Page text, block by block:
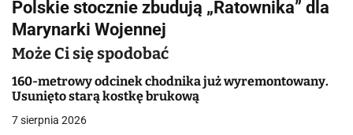
i
g
a
c
Polskie stocznie zbudują „Ratownika” dla
Marynarki Wojennej
Może Ci się spodobać
160-metrowy odcinek chodnika już wyremontowany.
Usunięto starą kostkę brukową
7 sierpnia 2026